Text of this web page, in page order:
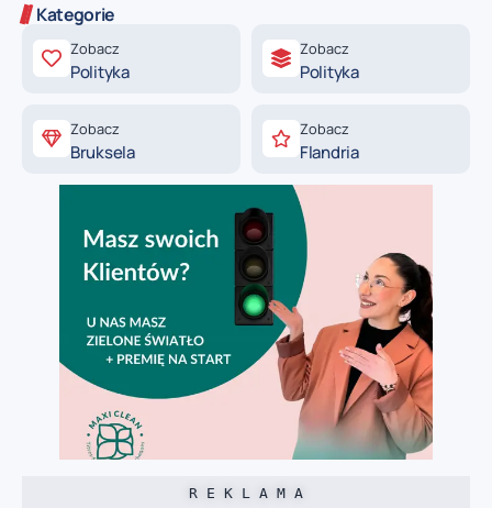
Kategorie
Zobacz
Polityka
Zobacz
Polityka
Zobacz
Bruksela
Zobacz
Flandria
R E K L A M A